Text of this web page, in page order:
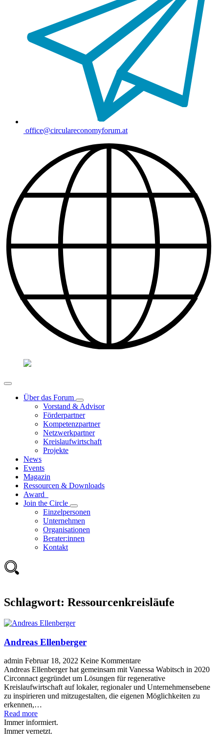
office@circulareconomyforum.at
Über das Forum
Vorstand & Advisor
Förderpartner
Kompetenzpartner
Netzwerkpartner
Kreislaufwirtschaft
Projekte
News
Events
Magazin
Ressourcen & Downloads
Award
Join the Circle
Einzelpersonen
Unternehmen
Organisationen
Berater:innen
Kontakt
Schlagwort: Ressourcenkreisläufe
Andreas Ellenberger
admin Februar 18, 2022 Keine Kommentare
Andreas Ellenberger hat gemeinsam mit Vanessa Wabitsch in 2020
Circonnact gegründet um Lösungen für regenerative
Kreislaufwirtschaft auf lokaler, regionaler und Unternehmensebene
zu inspirieren und mitzugestalten, die eigenen Möglichkeiten zu
erkennen,…
Read more
Immer informiert.
Immer vernetzt.